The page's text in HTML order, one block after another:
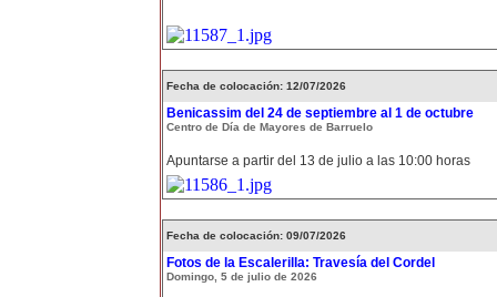
Fecha de colocación: 12/07/2026
Benicassim del 24 de septiembre al 1 de octubre
Centro de Día de Mayores de Barruelo
Apuntarse a partir del 13 de julio a las 10:00 horas
Fecha de colocación: 09/07/2026
Fotos de la Escalerilla: Travesía del Cordel
Domingo, 5 de julio de 2026